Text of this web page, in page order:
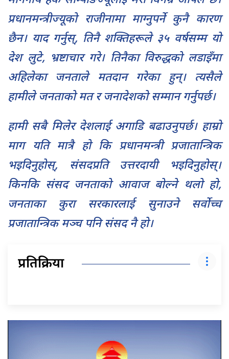
प्रधानमन्त्रीज्यूको राजीनामा माग्नुपर्ने कुनै कारण
छैन। याद गर्नुस्, तिनै शक्तिहरूले ३५ वर्षसम्म यो
देश लुटे, भ्रष्टाचार गरे। तिनैका विरुद्धको लडाइँमा
अहिलेका जनताले मतदान गरेका हुन्। त्यसैले
हामीले जनताको मत र जनादेशको सम्मान गर्नुपर्छ।
हामी सबै मिलेर देशलाई अगाडि बढाउनुपर्छ। हाम्रो
माग यति मात्रै हो कि प्रधानमन्त्री प्रजातान्त्रिक
भइदिनुहोस्, संसदप्रति उत्तरदायी भइदिनुहोस्।
किनकि संसद जनताको आवाज बोल्ने थलो हो,
जनताका कुरा सरकारलाई सुनाउने सर्वोच्च
प्रजातान्त्रिक मञ्च पनि संसद नै हो।
प्रतिक्रिया